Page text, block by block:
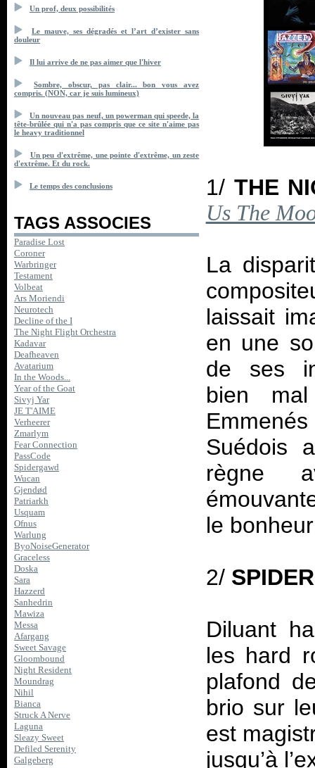
Un prof, deux possibilités
Le mauve, ses dégradés et l’art d’exister sans
douleur
Il lui arrive de ne pas aimer que l'hiver
Sombre, obscur, pas clair... bon vous avez
compris. (NON, car je suis lumineux)
Un nouveau pas neuf, un powerman qui speede, la
tête-brûlée qui n'a pas compris que ce site n'aime pas
le heavy traditionnel
Un peu d'extrême, une pointe d'extrême, un zeste
d'extrême. Et du rock.
Le temps des conclusions
TAGS ASSOCIES
Paradise Lost
Coroner
Warbringer
Testament
Volbeat
Ars Moriendi
Neurotech
Decline of the I
The Night Flight Orchestra
Kadavar
Deafheaven
Avatarium
In the Woods...
Year of the Goat
Sivyj Yar
JE T'AIME
Verheerer
Zmarlym
Fear Connection
PassCode
Spidergawd
Wucan
Gjendød
Patriarkh
Usquam
Ofnus
Warlung
ByoNoiseGenerator
Graceless
Doska
Sara
Hazzerd
Sanhedrin
Mawiza
Messa
Afargang
Sweet Savage
Gloombound
Night Resident
Moundrag
Nihil
Bianca
Struck A Nerve
Laguna
Sleazy Sweet
Defiled Serenity
Galgeberg
1/ THE
Us The
La
laissait
en une
de ses
bien
Suédois
règne
le
2/
Diluant
les hard
plafond
brio sur
est
jusqu’à